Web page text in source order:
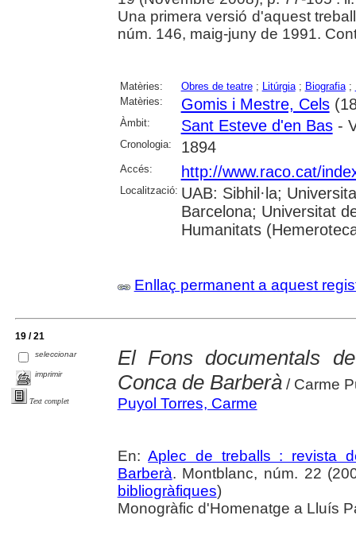
Una primera versió d'aquest
núm. 146, maig-juny de 1991.
Matèries: Obres de teatre; Litúrgia; Biografia;
Matèries:
Gomis i Mestre, Cels
Àmbit: Sant Esteve d'en Bas-
Cronologia: 1894
Accés: http://www.raco.cat/
Localització: UAB: Sibhil·la;
Barcelona; Universitat
Humanitats
Enllaç permanent a aquest
19 / 21
seleccionar
imprimir
Text complet
El Fons documentals
Conca de Barberà/ Carme
Puyol Torres, Carme
En:Aplec de treballs : revista
Barberà. Montblanc, núm. 22
bibliogràfiques)
Monogràfic d'Homenatge a Lluís